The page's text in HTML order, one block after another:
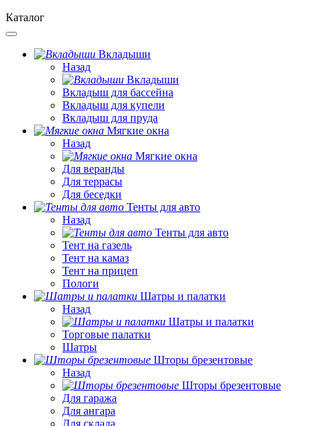
Каталог
Вкладыши
Назад
Вкладыши
Вкладыш для бассейна
Вкладыш для купели
Вкладыш для пруда
Мягкие окна
Назад
Мягкие окна
Для веранды
Для террасы
Для беседки
Тенты для авто
Назад
Тенты для авто
Тент на газель
Тент на камаз
Тент на прицеп
Пологи
Шатры и палатки
Назад
Шатры и палатки
Торговые палатки
Шатры
Шторы брезентовые
Назад
Шторы брезентовые
Для гаража
Для ангара
Для склада